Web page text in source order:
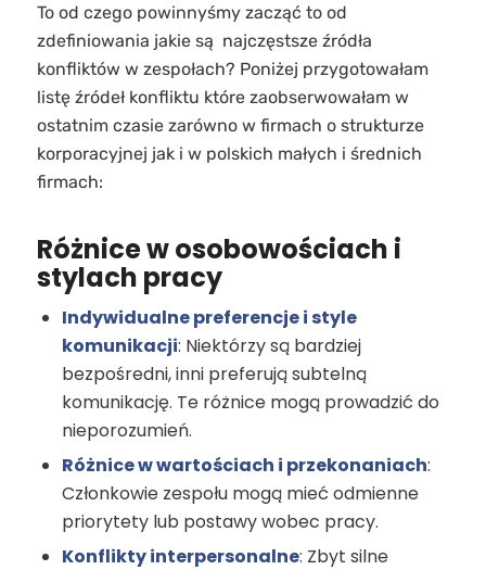
To od czego powinnyśmy zacząć to od
zdefiniowania jakie są najczęstsze źródła
konfliktów w zespołach? Poniżej przygotowałam
listę źródeł konfliktu które zaobserwowałam w
ostatnim czasie zarówno w firmach o strukturze
korporacyjnej jak i w polskich małych i średnich
firmach:
Różnice w osobowościach i
stylach pracy
Indywidualne preferencje i style
komunikacji: Niektórzy są bardziej
bezpośredni, inni preferują subtelną
komunikację. Te różnice mogą prowadzić do
nieporozumień.
Różnice w wartościach i przekonaniach:
Członkowie zespołu mogą mieć odmienne
priorytety lub postawy wobec pracy.
Konflikty interpersonalne: Zbyt silne